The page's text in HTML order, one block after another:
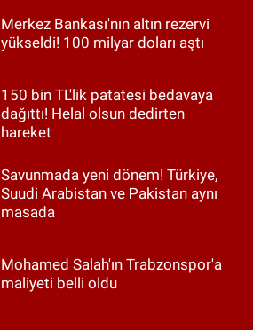
Merkez Bankası'nın altın rezervi
yükseldi! 100 milyar doları aştı
150 bin TL'lik patatesi bedavaya
dağıttı! Helal olsun dedirten
hareket
Savunmada yeni dönem! Türkiye,
Suudi Arabistan ve Pakistan aynı
masada
Mohamed Salah'ın Trabzonspor'a
maliyeti belli oldu